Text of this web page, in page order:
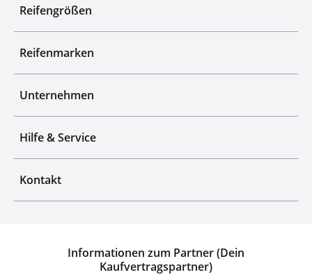
Reifengrößen
Reifenmarken
Unternehmen
Hilfe & Service
Kontakt
Informationen zum Partner (Dein
Kaufvertragspartner)